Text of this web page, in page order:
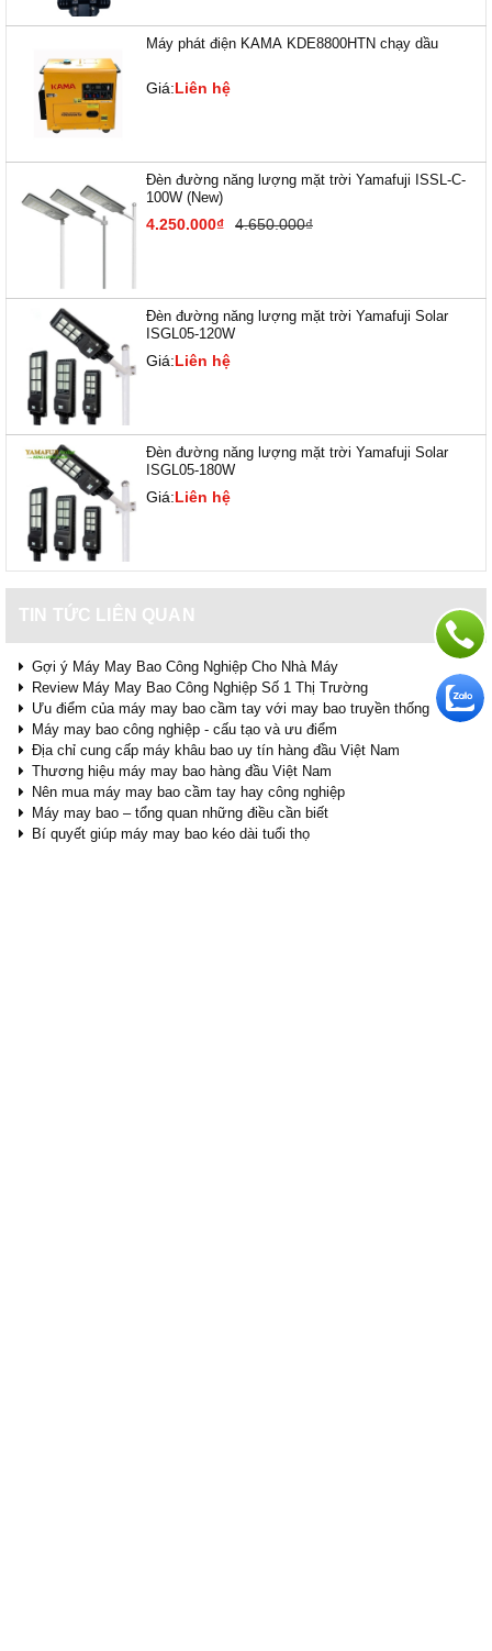
Máy phát điện KAMA KDE8800HTN chạy dầu
Giá:Liên hệ
Đèn đường năng lượng mặt trời Yamafuji ISSL-C-
100W (New)
4.250.000₫ 4.650.000₫
Đèn đường năng lượng mặt trời Yamafuji Solar
ISGL05-120W
Giá:Liên hệ
Đèn đường năng lượng mặt trời Yamafuji Solar
ISGL05-180W
Giá:Liên hệ
TIN TỨC LIÊN QUAN
Gợi ý Máy May Bao Công Nghiệp Cho Nhà Máy
Review Máy May Bao Công Nghiệp Số 1 Thị Trường
Ưu điểm của máy may bao cầm tay với may bao truyền thống
Máy may bao công nghiệp - cấu tạo và ưu điểm
Địa chỉ cung cấp máy khâu bao uy tín hàng đầu Việt Nam
Thương hiệu máy may bao hàng đầu Việt Nam
Nên mua máy may bao cầm tay hay công nghiệp
Máy may bao – tổng quan những điều cần biết
Bí quyết giúp máy may bao kéo dài tuổi thọ